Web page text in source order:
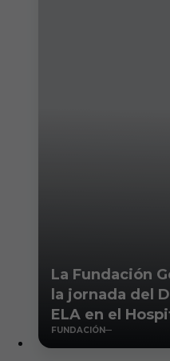
La Fundación
la jornada del
ELA en el
FUNDACIÓN